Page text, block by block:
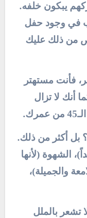
يبكون خلفه.
في وجود حفل
من ذلك عليك
فأنت مستهتر
أنك لا تزال
بل أكثر من ذلك.
الشهوة (لأنها
والجميلة)،
تشعر بالملل